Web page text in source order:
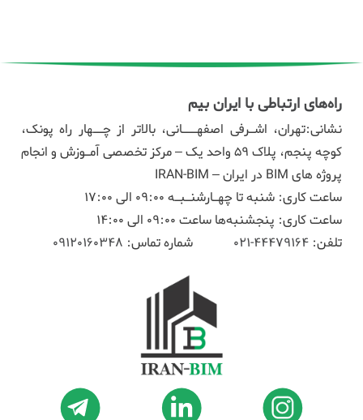
راه‌های ارتباطی با ایران بیم
نشانی:تهران، اشـرفی اصفهـــانی، بالاتر از چــهار راه پونک،
کوچه پنجم، پلاک ۵۹ واحد یک – مرکز تخصصی آمـوزش و انجام
پروژه های BIM در ایران – IRAN-BIM
ساعت کاری: شنبه تا چهـارشنـبـه 09:00 الی 17:00
ساعت کاری: پنجشنبه‌ها ساعت 09:00 الی 14:00
تلفن: 44479164-021 شماره تماس: 09120160348